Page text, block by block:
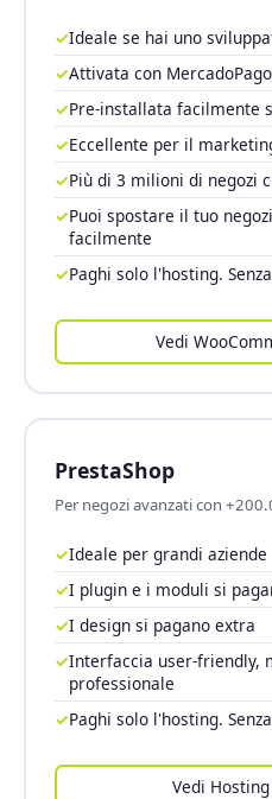
✓Ideale se hai uno
✓Attivata con
✓Pre-installata facilmente
✓Eccellente per il
✓Più di 3 milioni di negozi
✓Puoi spostare il tuo
facilmente
✓Paghi solo l'hosting.
Vedi
PrestaShop
Per negozi avanzati con
✓Ideale per grandi aziende
✓I plugin e i moduli si
✓I design si pagano extra
✓Interfaccia user-friendly,
professionale
✓Paghi solo l'hosting.
Vedi